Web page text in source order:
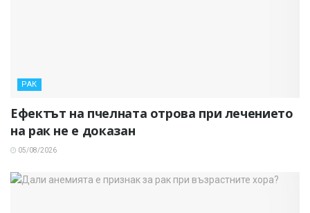
РАК
Ефектът на пчелната отрова при лечението
на рак не е доказан
05/08/2026